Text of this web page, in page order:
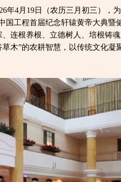
4月19日（农历三月初三），
国工程首届纪念轩辕黄帝大典暨
连根养根、立德树人、培根铸
木”的农耕智慧，以传统文化凝